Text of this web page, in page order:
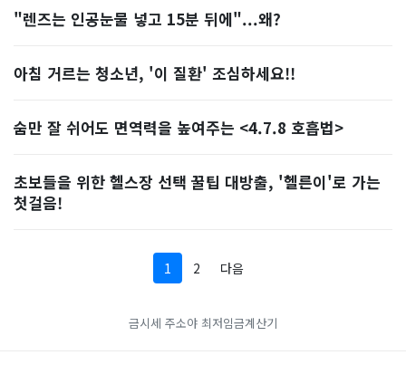
"렌즈는 인공눈물 넣고 15분 뒤에"...왜?
아침 거르는 청소년, '이 질환' 조심하세요!!
숨만 잘 쉬어도 면역력을 높여주는 <4.7.8 호흡법>
초보들을 위한 헬스장 선택 꿀팁 대방출, '헬른이'로 가는
첫걸음!
1 2 다음
금시세 주소야 최저임금계산기